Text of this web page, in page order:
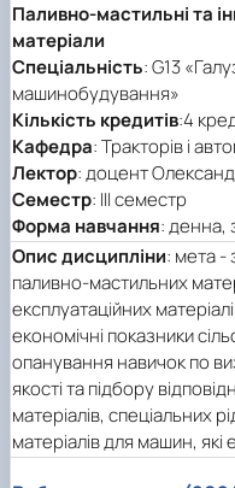
Паливно-мастильні та
матеріали
Спеціальність: G13
машинобудування»
Кількість кредитів:4
Кафедра: Тракторів і
Лектор: доцент
Семестр: ІII семестр
Форма навчання: денна,
Опис дисципліни: мета -
паливно-мастильних
експлуатаційних
економічні показники
опанування навичок по
якості та підбору
матеріалів, спеціальних
матеріалів для машин,